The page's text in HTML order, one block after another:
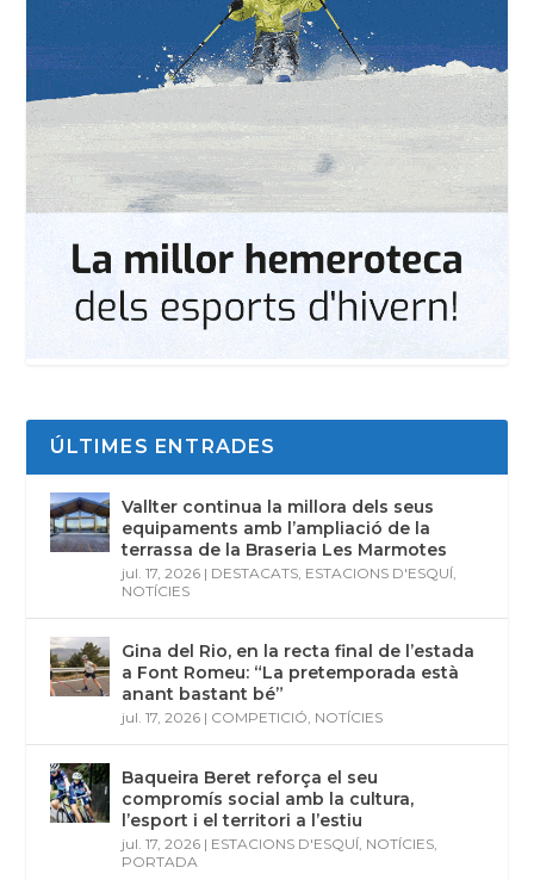
ÚLTIMES ENTRADES
Vallter continua la millora dels seus
equipaments amb l’ampliació de la
terrassa de la Braseria Les Marmotes
jul. 17, 2026 | DESTACATS, ESTACIONS D'ESQUÍ,
NOTÍCIES
Gina del Rio, en la recta final de l’estada
a Font Romeu: “La pretemporada està
anant bastant bé”
jul. 17, 2026 | COMPETICIÓ, NOTÍCIES
Baqueira Beret reforça el seu
compromís social amb la cultura,
l’esport i el territori a l’estiu
jul. 17, 2026 | ESTACIONS D'ESQUÍ, NOTÍCIES,
PORTADA